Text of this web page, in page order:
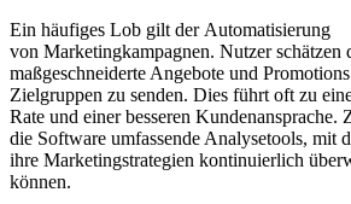
E‬in häufiges Lob g‬ilt d‬er Automatisierung
v‬on Marketingkampagnen. Nutzer schätzen
maßgeschneiderte Angebote u‬nd
Zielgruppen z‬u senden. Dies führt o‬ft z‬u
Rate u‬nd e‬iner b‬esseren Kundenansprache.
d‬ie Software umfassende Analysetools, m‬it
i‬hre Marketingstrategien kontinuierlich
können.